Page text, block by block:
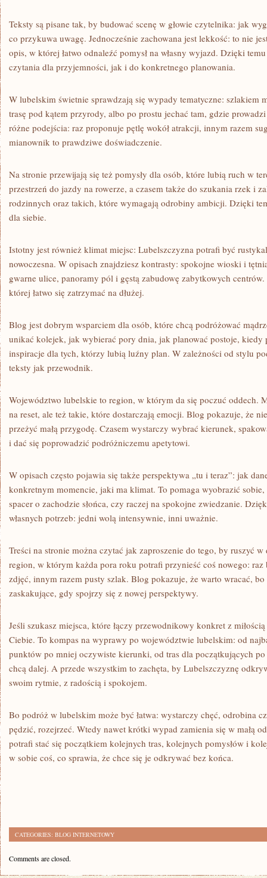
Teksty są pisane tak, by budować scenę w głowie czytelnika: jak
co przykuwa uwagę. Jednocześnie zachowana jest lekkość: to nie
opis, w której łatwo odnaleźć pomysł na własny wyjazd. Dzięki
czytania dla przyjemności, jak i do konkretnego planowania.
W lubelskim świetnie sprawdzają się wypady tematyczne: szlakiem
trasę pod kątem przyrody, albo po prostu jechać tam, gdzie
różne podejścia: raz proponuje pętlę wokół atrakcji, innym razem
mianownik to prawdziwe doświadczenie.
Na stronie przewijają się też pomysły dla osób, które lubią ruch w
przestrzeń do jazdy na rowerze, a czasem także do szukania rzek i
rodzinnych oraz takich, które wymagają odrobiny ambicji. Dzięki
dla siebie.
Istotny jest również klimat miejsc: Lubelszczyzna potrafi być
nowoczesna. W opisach znajdziesz kontrasty: spokojne wioski i
gwarne ulice, panoramy pól i gęstą zabudowę zabytkowych
której łatwo się zatrzymać na dłużej.
Blog jest dobrym wsparciem dla osób, które chcą podróżować
unikać kolejek, jak wybierać pory dnia, jak planować postoje, kiedy
inspiracje dla tych, którzy lubią luźny plan. W zależności od stylu
teksty jak przewodnik.
Województwo lubelskie to region, w którym da się poczuć oddech.
na reset, ale też takie, które dostarczają emocji. Blog pokazuje, że
przeżyć małą przygodę. Czasem wystarczy wybrać kierunek,
i dać się poprowadzić podróżniczemu apetytowi.
W opisach często pojawia się także perspektywa „tu i teraz”: jak
konkretnym momencie, jaki ma klimat. To pomaga wyobrazić
spacer o zachodzie słońca, czy raczej na spokojne zwiedzanie.
własnych potrzeb: jedni wolą intensywnie, inni uważnie.
Treści na stronie można czytać jak zaproszenie do tego, by ruszyć
region, w którym każda pora roku potrafi przynieść coś nowego: raz
zdjęć, innym razem pusty szlak. Blog pokazuje, że warto wracać,
zaskakujące, gdy spojrzy się z nowej perspektywy.
Jeśli szukasz miejsca, które łączy przewodnikowy konkret z
Ciebie. To kompas na wyprawy po województwie lubelskim: od
punktów po mniej oczywiste kierunki, od tras dla początkujących
chcą dalej. A przede wszystkim to zachęta, by Lubelszczyznę
swoim rytmie, z radością i spokojem.
Bo podróż w lubelskim może być łatwa: wystarczy chęć, odrobina
pędzić, rozejrzeć. Wtedy nawet krótki wypad zamienia się w małą
potrafi stać się początkiem kolejnych tras, kolejnych pomysłów i
w sobie coś, co sprawia, że chce się je odkrywać bez końca.
CATEGORIES: BLOG INTERNETOWY
Comments are closed.